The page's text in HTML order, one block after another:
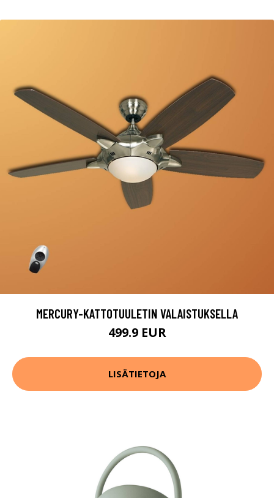
MERCURY-KATTOTUULETIN VALAISTUKSELLA
499.9 EUR
LISÄTIETOJA